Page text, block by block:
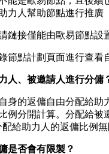
力人幫助節點進行推廣
鏈接僅能由歐易節點設
節點計劃頁面進行查看
人、被邀請人進行分傭
身的返傭自由分配給助
例分開計算。分配給被
給助力人的返傭比例無
是否會有限製？